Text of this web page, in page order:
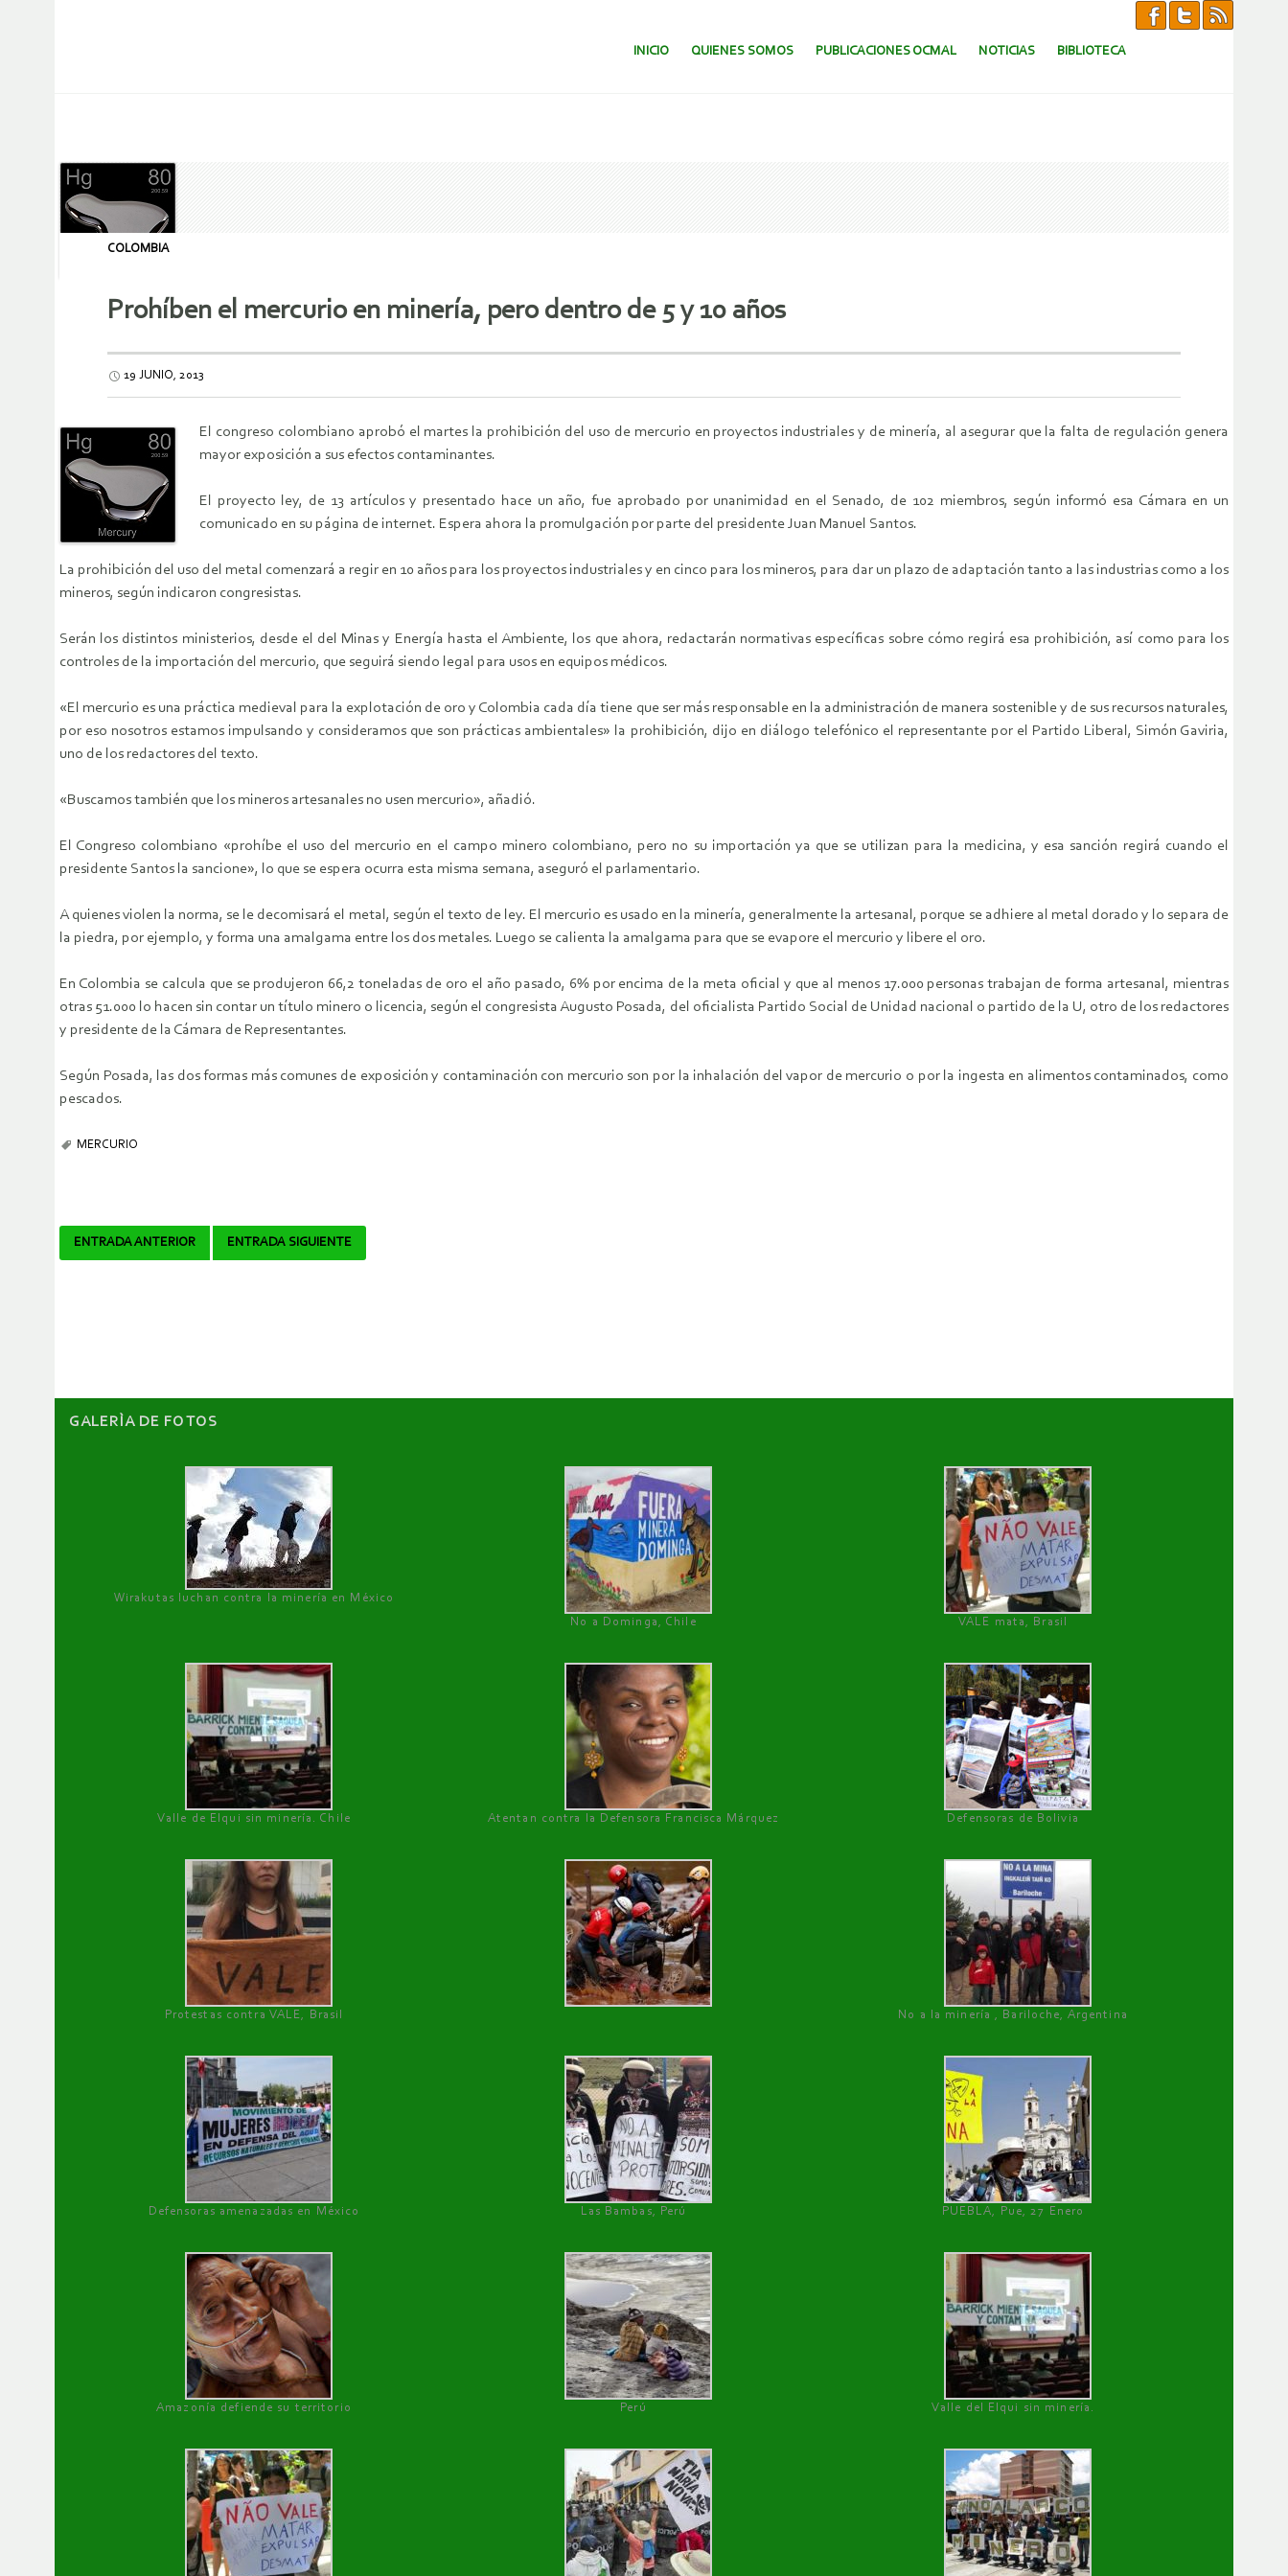
SALTAR AL CONTENIDO.
INICIO QUIENES SOMOS PUBLICACIONES OCMAL NOTICIAS BIBLIOTECA
COLOMBIA
Prohíben el mercurio en minería, pero dentro de 5 y 10 años
19 JUNIO, 2013
El congreso colombiano aprobó el martes la prohibición del uso de mercurio en proyectos industriales y de minería, al asegurar que la falta de regulación genera
mayor exposición a sus efectos contaminantes.
El proyecto ley, de 13 artículos y presentado hace un año, fue aprobado por unanimidad en el Senado, de 102 miembros, según informó esa Cámara en un
comunicado en su página de internet. Espera ahora la promulgación por parte del presidente Juan Manuel Santos.
La prohibición del uso del metal comenzará a regir en 10 años para los proyectos industriales y en cinco para los mineros, para dar un plazo de adaptación tanto a las industrias como a los
mineros, según indicaron congresistas.
Serán los distintos ministerios, desde el del Minas y Energía hasta el Ambiente, los que ahora, redactarán normativas específicas sobre cómo regirá esa prohibición, así como para los
controles de la importación del mercurio, que seguirá siendo legal para usos en equipos médicos.
«El mercurio es una práctica medieval para la explotación de oro y Colombia cada día tiene que ser más responsable en la administración de manera sostenible y de sus recursos naturales,
por eso nosotros estamos impulsando y consideramos que son prácticas ambientales» la prohibición, dijo en diálogo telefónico el representante por el Partido Liberal, Simón Gaviria,
uno de los redactores del texto.
«Buscamos también que los mineros artesanales no usen mercurio», añadió.
El Congreso colombiano «prohíbe el uso del mercurio en el campo minero colombiano, pero no su importación ya que se utilizan para la medicina, y esa sanción regirá cuando el
presidente Santos la sancione», lo que se espera ocurra esta misma semana, aseguró el parlamentario.
A quienes violen la norma, se le decomisará el metal, según el texto de ley. El mercurio es usado en la minería, generalmente la artesanal, porque se adhiere al metal dorado y lo separa de
la piedra, por ejemplo, y forma una amalgama entre los dos metales. Luego se calienta la amalgama para que se evapore el mercurio y libere el oro.
En Colombia se calcula que se produjeron 66,2 toneladas de oro el año pasado, 6% por encima de la meta oficial y que al menos 17.000 personas trabajan de forma artesanal, mientras
otras 51.000 lo hacen sin contar un título minero o licencia, según el congresista Augusto Posada, del oficialista Partido Social de Unidad nacional o partido de la U, otro de los redactores
y presidente de la Cámara de Representantes.
Según Posada, las dos formas más comunes de exposición y contaminación con mercurio son por la inhalación del vapor de mercurio o por la ingesta en alimentos contaminados, como
pescados.
MERCURIO
Navegador
ENTRADA ANTERIOR ENTRADA SIGUIENTE
GALERÌA DE FOTOS
Wirakutas luchan contra la minería en México
No a Dominga, Chile
VALE mata, Brasil
Valle de Elqui sin minería. Chile Atentan contra la Defensora Francisca Márquez Defensoras de Bolivia
Protestas contra VALE, Brasil No a la minería , Bariloche, Argentina
Defensoras amenazadas en México Las Bambas, Perú PUEBLA, Pue, 27 Enero
Amazonía defiende su territorio Perú Valle del Elqui sin minería.